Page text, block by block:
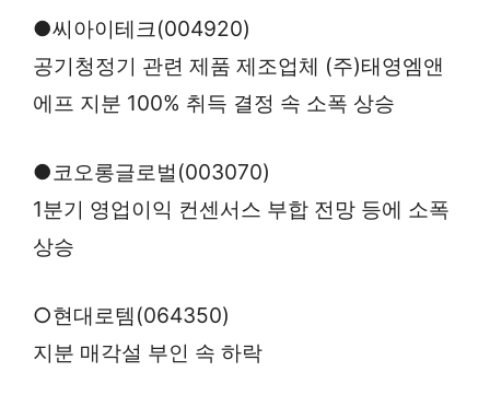
●씨아이테크(004920)
공기청정기 관련 제품 제조업체 (주)태영엠앤
에프 지분 100% 취득 결정 속 소폭 상승
●코오롱글로벌(003070)
1분기 영업이익 컨센서스 부합 전망 등에 소폭
상승
○현대로템(064350)
지분 매각설 부인 속 하락